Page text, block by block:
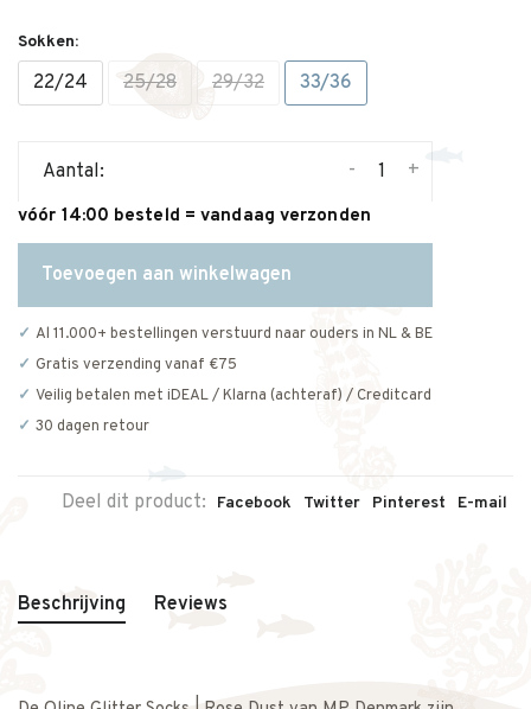
Sokken:
22/24 25/28 29/32 33/36
Aantal: +
-
vóór 14:00 besteld = vandaag verzonden
Toevoegen aan winkelwagen
Al 11.000+ bestellingen verstuurd naar ouders in NL & BE
Gratis verzending vanaf €75
Veilig betalen met iDEAL / Klarna (achteraf) / Creditcard
30 dagen retour
Deel dit product: Facebook Twitter Pinterest E-mail
Beschrijving Reviews